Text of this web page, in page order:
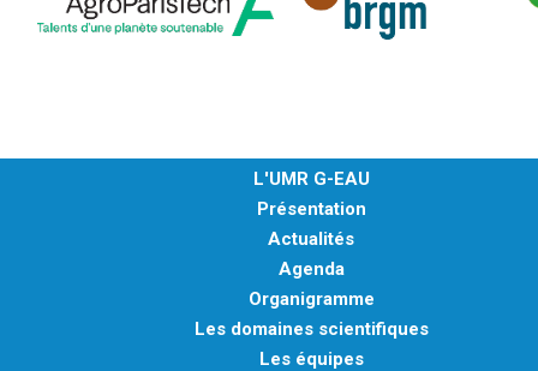
L'UMR G-EAU
Présentation
Actualités
Agenda
Organigramme
Les domaines scientifiques
Les équipes